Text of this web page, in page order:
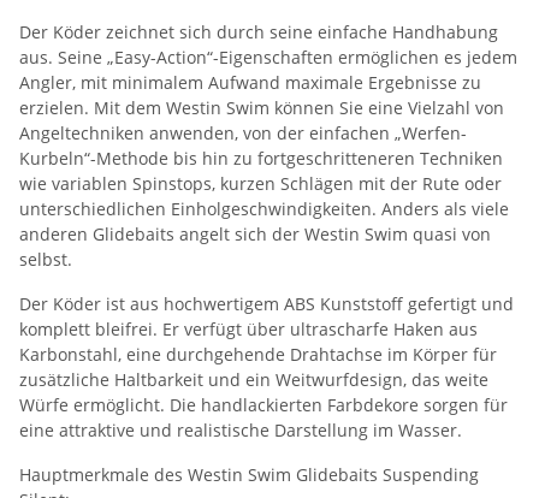
Der Köder zeichnet sich durch seine einfache Handhabung
aus. Seine „Easy-Action“-Eigenschaften ermöglichen es jedem
Angler, mit minimalem Aufwand maximale Ergebnisse zu
erzielen. Mit dem Westin Swim können Sie eine Vielzahl von
Angeltechniken anwenden, von der einfachen „Werfen-
Kurbeln“-Methode bis hin zu fortgeschritteneren Techniken
wie variablen Spinstops, kurzen Schlägen mit der Rute oder
unterschiedlichen Einholgeschwindigkeiten. Anders als viele
anderen Glidebaits angelt sich der Westin Swim quasi von
selbst.
Der Köder ist aus hochwertigem ABS Kunststoff gefertigt und
komplett bleifrei. Er verfügt über ultrascharfe Haken aus
Karbonstahl, eine durchgehende Drahtachse im Körper für
zusätzliche Haltbarkeit und ein Weitwurfdesign, das weite
Würfe ermöglicht. Die handlackierten Farbdekore sorgen für
eine attraktive und realistische Darstellung im Wasser.
Hauptmerkmale des Westin Swim Glidebaits Suspending